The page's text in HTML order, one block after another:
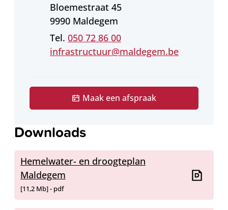
Bloemestraat 45
,9990 Maldegem
050 72 86 00
E-mailinfrastructuur@maldegem.be
Maak een afspraak
Downloads
Hemelwater- en droogteplan
Maldegem
11,2 Mb pdf